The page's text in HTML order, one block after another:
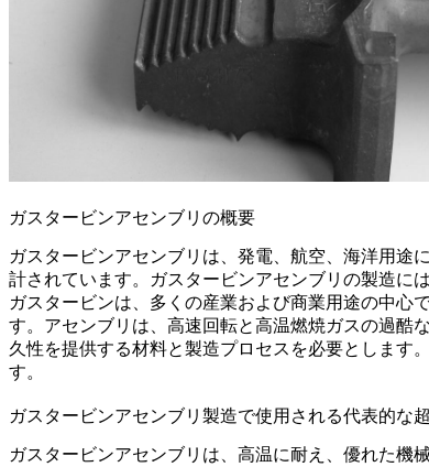
ガスタービンアセンブリの概要
ガスタービンアセンブリ は、発電、航空、海洋用途
計されています。ガスタービンアセンブリの製造に
ガスタービンは、多くの産業および商業用途の中心で
す。アセンブリは、高速回転と高温燃焼ガスの過酷
久性を提供する材料と製造プロセスを必要とします
す。
ガスタービンアセンブリ製造で使用される代表的な
ガスタービンアセンブリは、高温に耐え、優れた機